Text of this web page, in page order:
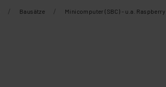
/ Bausätze / Minicomputer (SBC) - u.a. Raspberry